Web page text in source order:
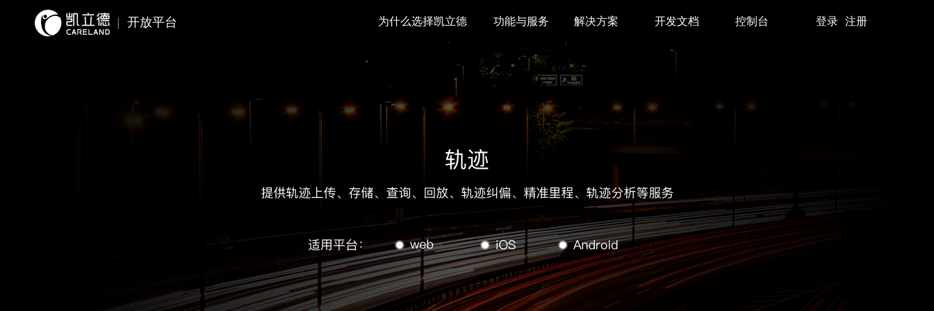
| 开放平台 为什么选择凯立德 功能与服务 解决方案 开发文档 控制台 登录 注册